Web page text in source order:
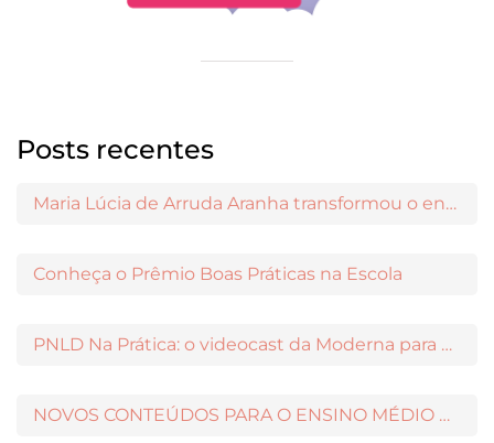
Posts recentes
Maria Lúcia de Arruda Aranha transformou o ensino de Filosofia no Brasil
Conheça o Prêmio Boas Práticas na Escola
PNLD Na Prática: o videocast da Moderna para apoiar a escolha das obras aprovadas
NOVOS CONTEÚDOS PARA O ENSINO MÉDIO DISPONÍVEIS NO MODERNAMIGOS